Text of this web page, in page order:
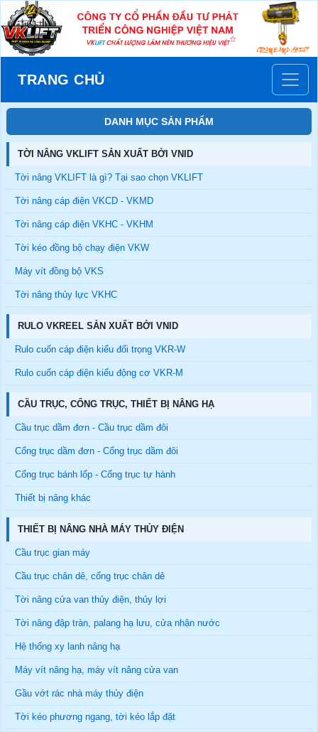
TRANG CHỦ
DANH MỤC SẢN PHẨM
TỜI NÂNG VKLIFT SẢN XUẤT BỞI VNID
Tời nâng VKLIFT là gì? Tại sao chọn VKLIFT
Tời nâng cáp điện VKCD - VKMD
Tời nâng cáp điện VKHC - VKHM
Tời kéo đồng bộ chạy điện VKW
Máy vít đồng bộ VKS
Tời nâng thủy lực VKHC
RULO VKREEL SẢN XUẤT BỞI VNID
Rulo cuốn cáp điện kiểu đối trọng VKR-W
Rulo cuốn cáp điện kiểu động cơ VKR-M
CẦU TRỤC, CỔNG TRỤC, THIẾT BỊ NÂNG HẠ
Cầu trục dầm đơn - Cầu trục dầm đôi
Cổng trục dầm đơn - Cổng trục dầm đôi
Cổng trục bánh lốp - Cổng trục tự hành
Thiết bị nâng khác
THIẾT BỊ NÂNG NHÀ MÁY THỦY ĐIỆN
Cầu trục gian máy
Cầu trục chân dê, cổng trục chân dê
Tời nâng cửa van thủy điện, thủy lợi
Tời nâng đập tràn, palang hạ lưu, cửa nhận nước
Hệ thống xy lanh nâng hạ
Máy vít nâng hạ, máy vít nâng cửa van
Gầu vớt rác nhà máy thủy điện
Tời kéo phương ngang, tời kéo lắp đặt